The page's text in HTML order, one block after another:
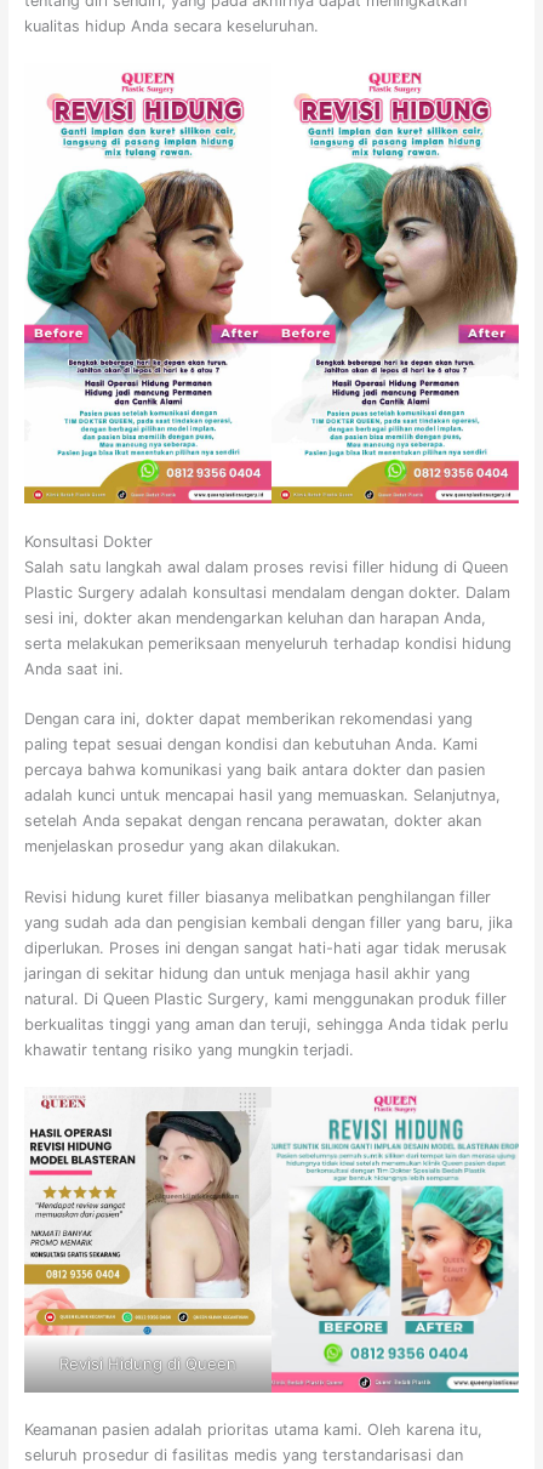
kualitas hidup Anda secara keseluruhan.
Konsultasi Dokter
Salah satu langkah awal dalam proses revisi filler hidung di Queen
Plastic Surgery adalah konsultasi mendalam dengan dokter. Dalam
sesi ini, dokter akan mendengarkan keluhan dan harapan Anda,
serta melakukan pemeriksaan menyeluruh terhadap kondisi hidung
Anda saat ini.
Dengan cara ini, dokter dapat memberikan rekomendasi yang
paling tepat sesuai dengan kondisi dan kebutuhan Anda. Kami
percaya bahwa komunikasi yang baik antara dokter dan pasien
adalah kunci untuk mencapai hasil yang memuaskan. Selanjutnya,
setelah Anda sepakat dengan rencana perawatan, dokter akan
menjelaskan prosedur yang akan dilakukan.
Revisi hidung kuret filler biasanya melibatkan penghilangan filler
yang sudah ada dan pengisian kembali dengan filler yang baru, jika
diperlukan. Proses ini dengan sangat hati-hati agar tidak merusak
jaringan di sekitar hidung dan untuk menjaga hasil akhir yang
natural. Di Queen Plastic Surgery, kami menggunakan produk filler
berkualitas tinggi yang aman dan teruji, sehingga Anda tidak perlu
khawatir tentang risiko yang mungkin terjadi.
Revisi Hidung di Queen
Keamanan pasien adalah prioritas utama kami. Oleh karena itu,
seluruh prosedur di fasilitas medis yang terstandarisasi dan